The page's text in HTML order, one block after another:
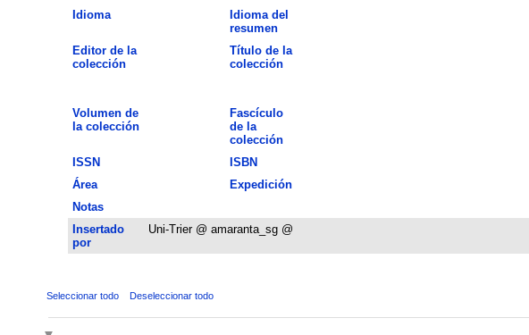
Idioma
Idioma del
resumen
Editor de la
colección
Título de la
colección
Volumen de
la colección
Fascículo
de la
colección
ISSN ISBN
Área
Expedición
Notas
Insertado
por
Uni-Trier @ amaranta_sg @
Seleccionar todo Deseleccionar todo